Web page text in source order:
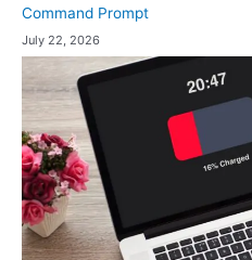
Command Prompt
July 22, 2026